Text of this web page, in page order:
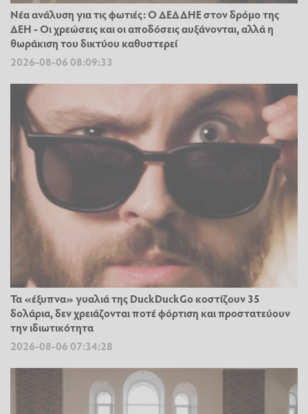
Νέα ανάλυση για τις φωτιές: Ο ΔΕΔΔΗΕ στον δρόμο της
ΔΕΗ - Οι χρεώσεις και οι αποδόσεις αυξάνονται, αλλά η
θωράκιση του δικτύου καθυστερεί
2026-08-06 08:09:33
Τα «έξυπνα» γυαλιά της DuckDuckGo κοστίζουν 35
δολάρια, δεν χρειάζονται ποτέ φόρτιση και προστατεύουν
την ιδιωτικότητα
2026-08-06 07:34:28